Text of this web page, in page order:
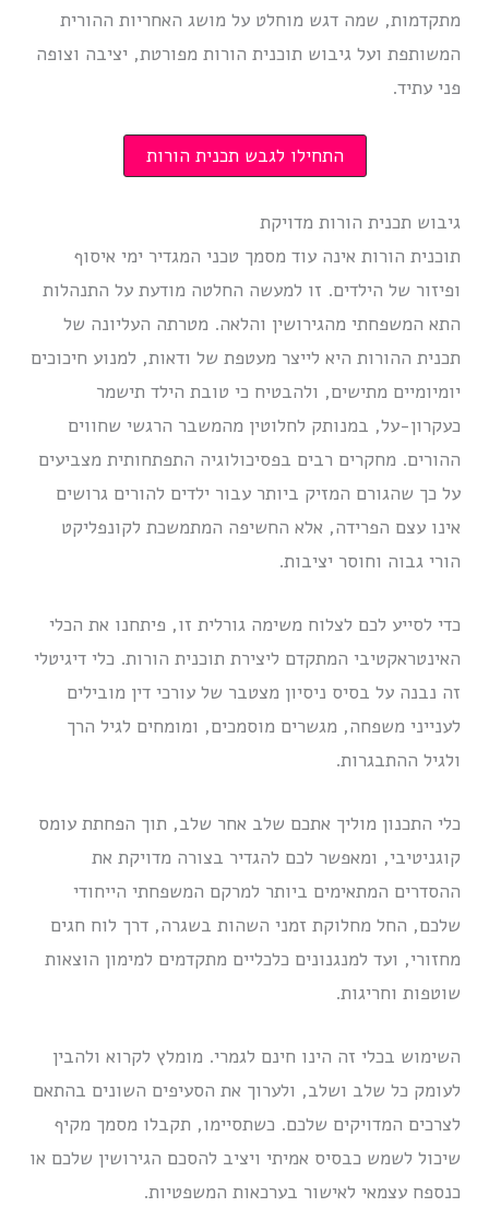
מתקדמות, שמה דגש מוחלט על מושג האחריות ההורית
המשותפת ועל גיבוש תוכנית הורות מפורטת, יציבה וצופה
פני עתיד.
התחילו לגבש תכנית הורות
גיבוש תכנית הורות מדויקת
תוכנית הורות אינה עוד מסמך טכני המגדיר ימי איסוף
ופיזור של הילדים. זו למעשה החלטה מודעת על התנהלות
התא המשפחתי מהגירושין והלאה. מטרתה העליונה של
תכנית ההורות היא לייצר מעטפת של ודאות, למנוע חיכוכים
יומיומיים מתישים, ולהבטיח כי טובת הילד תישמר
כעקרון-על, במנותק לחלוטין מהמשבר הרגשי שחווים
ההורים. מחקרים רבים בפסיכולוגיה התפתחותית מצביעים
על כך שהגורם המזיק ביותר עבור ילדים להורים גרושים
אינו עצם הפרידה, אלא החשיפה המתמשכת לקונפליקט
הורי גבוה וחוסר יציבות.
כדי לסייע לכם לצלוח משימה גורלית זו, פיתחנו את הכלי
האינטראקטיבי המתקדם ליצירת תוכנית הורות. כלי דיגיטלי
זה נבנה על בסיס ניסיון מצטבר של עורכי דין מובילים
לענייני משפחה, מגשרים מוסמכים, ומומחים לגיל הרך
ולגיל ההתבגרות.
כלי התכנון מוליך אתכם שלב אחר שלב, תוך הפחתת עומס
קוגניטיבי, ומאפשר לכם להגדיר בצורה מדויקת את
ההסדרים המתאימים ביותר למרקם המשפחתי הייחודי
שלכם, החל מחלוקת זמני השהות בשגרה, דרך לוח חגים
מחזורי, ועד למנגנונים כלכליים מתקדמים למימון הוצאות
שוטפות וחריגות.
השימוש בכלי זה הינו חינם לגמרי. מומלץ לקרוא ולהבין
לעומק כל שלב ושלב, ולערוך את הסעיפים השונים בהתאם
לצרכים המדויקים שלכם. כשתסיימו, תקבלו מסמך מקיף
שיכול לשמש כבסיס אמיתי ויציב להסכם הגירושין שלכם או
כנספח עצמאי לאישור בערכאות המשפטיות.